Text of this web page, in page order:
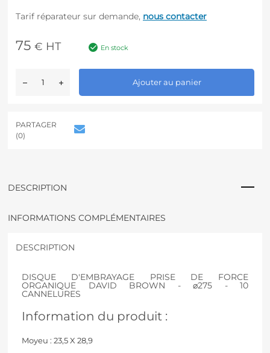
Tarif réparateur sur demande, nous contacter
75 € HT En stock
Ajouter au panier
PARTAGER
(0)
DESCRIPTION
INFORMATIONS COMPLÉMENTAIRES
DESCRIPTION
DISQUE D'EMBRAYAGE PRISE DE FORCE
ORGANIQUE DAVID BROWN - ⌀275 - 10
CANNELURES
Information du produit :
Moyeu : 23,5 X 28,9